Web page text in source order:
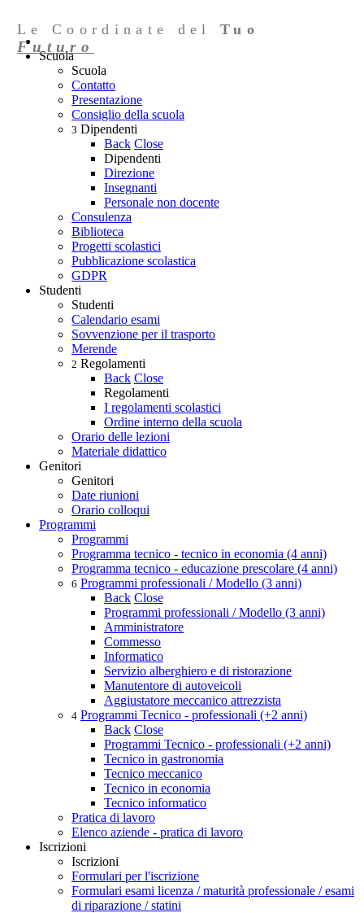
Le Coordinate delTuo
Futuro
Scuola
Scuola
Contatto
Presentazione
Consiglio della scuola
3 Dipendenti
Back Close
Dipendenti
Direzione
Insegnanti
Personale non docente
Consulenza
Biblioteca
Progetti scolastici
Pubblicazione scolastica
GDPR
Studenti
Studenti
Calendario esami
Sovvenzione per il trasporto
Merende
2 Regolamenti
Back Close
Regolamenti
I regolamenti scolastici
Ordine interno della scuola
Orario delle lezioni
Materiale didattico
Genitori
Genitori
Date riunioni
Orario colloqui
Programmi
Programmi
Programma tecnico - tecnico in economia (4 anni)
Programma tecnico - educazione prescolare (4 anni)
6 Programmi professionali / Modello (3 anni)
Back Close
Programmi professionali / Modello (3 anni)
Amministratore
Commesso
Informatico
Servizio alberghiero e di ristorazione
Manutentore di autoveicoli
Aggiustatore meccanico attrezzista
4 Programmi Tecnico - professionali (+2 anni)
Back Close
Programmi Tecnico - professionali (+2 anni)
Tecnico in gastronomia
Tecnico meccanico
Tecnico in economia
Tecnico informatico
Pratica di lavoro
Elenco aziende - pratica di lavoro
Iscrizioni
Iscrizioni
Formulari per l'iscrizione
Formulari esami licenza / maturità professionale / esami
di riparazione / statini